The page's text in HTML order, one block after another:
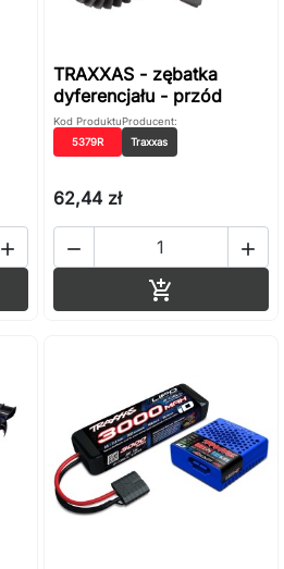

TRAXXAS - zębatka
dyferencjału - przód
Kod Produktu
5379R
Producent:
Traxxas
62,44 zł
 
